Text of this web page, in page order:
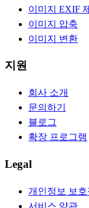
이미지 EXIF
이미지 압축
이미지 변환
지원
회사 소개
문의하기
블로그
확장 프로그램
Legal
개인정보 보호
서비스 약관